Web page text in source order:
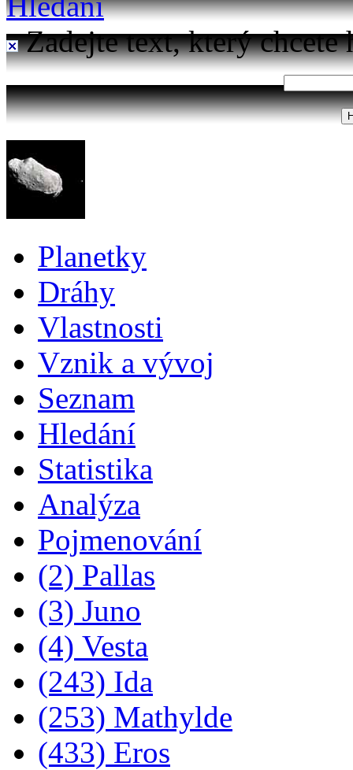
Zadejte text, který chcete
Planetky
Dráhy
Vlastnosti
Vznik a vývoj
Seznam
Hledání
Statistika
Analýza
Pojmenování
(2) Pallas
(3) Juno
(4) Vesta
(243) Ida
(253) Mathylde
(433) Eros